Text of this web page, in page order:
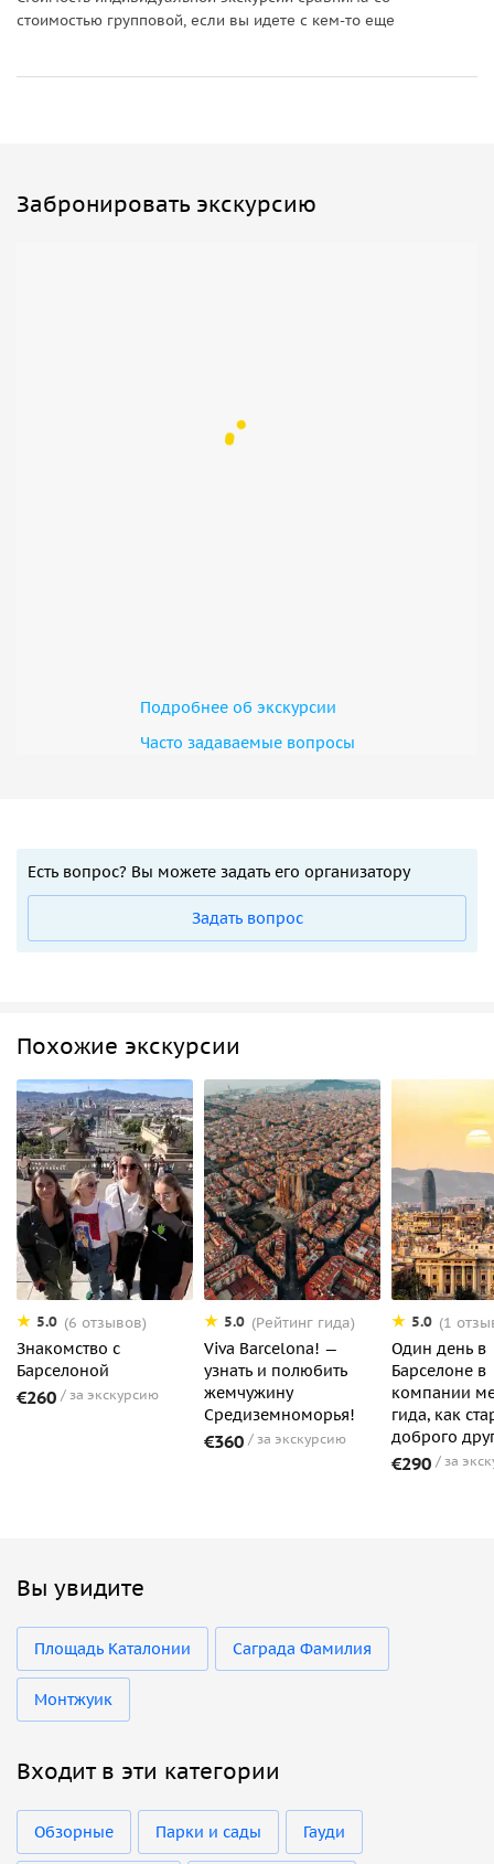
стоимостью групповой, если вы идете с кем-то еще
Забронировать экскурсию
Подробнее об экскурсии
Часто задаваемые вопросы
Есть вопрос? Вы можете задать его организатору
Задать вопрос
Похожие экскурсии
5.0 (6 отзывов)
Знакомство с
Барселоной
€260 за экскурсию
5.0 (Рейтинг гида)
Viva Barcelona! —
узнать и полюбить
жемчужину
Средиземноморья!
€360 за экскурсию
5.0 (1
Один день в
Барселоне в
компании
гида, как
доброго
€290 за
Вы увидите
Площадь Каталонии Саграда Фамилия
Монтжуик
Входит в эти категории
Обзорные Парки и сады Гауди